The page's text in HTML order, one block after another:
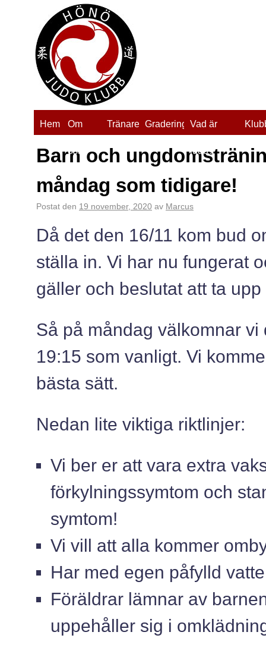
Hem Om
oss
Tränare Gradering Vad är
judo?
Barn och
måndag som tidigare!
Postat den 19 november, 2020 av Marcus
Då det den 16/11 kom bud
ställa in. Vi har nu fungerat
gäller och beslutat att ta
Så på måndag välkomnar
19:15 som vanligt. Vi
bästa sätt.
Nedan lite viktiga riktlinjer:
Vi ber er att vara extra
förkylningssymtom och
symtom!
Vi vill att alla kommer
Har med egen påfylld
Föräldrar lämnar av
uppehåller sig i